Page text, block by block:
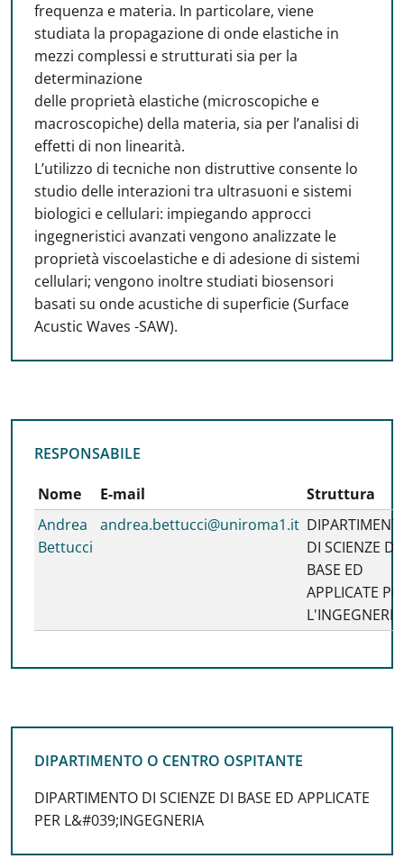
frequenza e materia. In particolare, viene
studiata la propagazione di onde elastiche in
mezzi complessi e strutturati sia per la
determinazione
delle proprietà elastiche (microscopiche e
macroscopiche) della materia, sia per l’analisi di
effetti di non linearità.
L’utilizzo di tecniche non distruttive consente lo
studio delle interazioni tra ultrasuoni e sistemi
biologici e cellulari: impiegando approcci
ingegneristici avanzati vengono analizzate le
proprietà viscoelastiche e di adesione di sistemi
cellulari; vengono inoltre studiati biosensori
basati su onde acustiche di superficie (Surface
Acustic Waves -SAW).
RESPONSABILE
RESPONSABILE
Nome E-mail
Struttura
Andrea
Bettucci
andrea.bettucci@uniroma1.it
DI SCIENZE DI
BASE ED
APPLICATE
L'INGEGNERIA
DIPARTIMENTO O CENTRO OSPITANTE
DIPARTIMENTO O CENTRO OSPITANTE
DIPARTIMENTO DI SCIENZE DI BASE ED APPLICATE
PER L&#039;INGEGNERIA